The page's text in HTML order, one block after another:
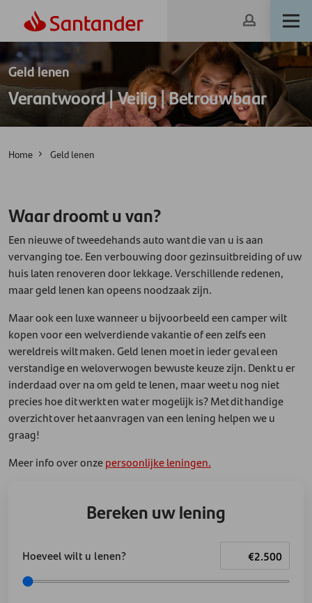
Geld lenen
Verantwoord | Veilig | Betrouwbaar
Home Geld lenen
Waar droomt u van?
Een nieuwe of tweedehands auto want die van u is aan
vervanging toe. Een verbouwing door gezinsuitbreiding of uw
huis laten renoveren door lekkage. Verschillende redenen,
maar geld lenen kan opeens noodzaak zijn.
Maar ook een luxe wanneer u bijvoorbeeld een camper wilt
kopen voor een welverdiende vakantie of een zelfs een
wereldreis wilt maken. Geld lenen moet in ieder geval een
verstandige en weloverwogen bewuste keuze zijn. Denkt u er
inderdaad over na om geld te lenen, maar weet u nog niet
precies hoe dit werkt en wat er mogelijk is? Met dit handige
overzicht over het aanvragen van een lening helpen we u
graag!
Meer info over onzepersoonlijke leningen.
Bereken uw lening
Hoeveel wilt u lenen?